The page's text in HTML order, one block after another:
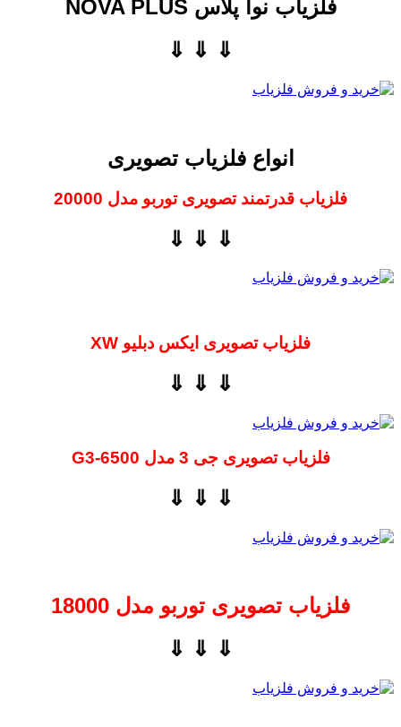
فلزیاب نوا پلاس NOVA PLUS
⇓ ⇓ ⇓
انواع فلزیاب تصویری
فلزیاب قدرتمند تصویری توربو مدل 20000
⇓ ⇓ ⇓
فلزیاب تصویری ایکس دبلیو XW
⇓ ⇓ ⇓
فلزیاب تصویری جی 3 مدل G3-6500
⇓ ⇓ ⇓
فلزیاب تصویری توربو مدل 18000
⇓ ⇓ ⇓